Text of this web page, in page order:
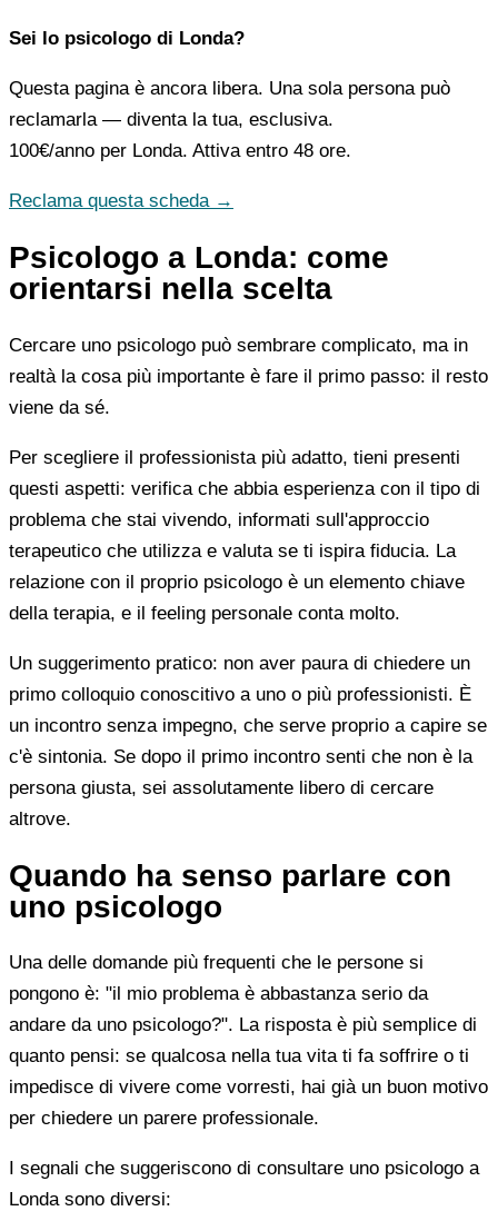
Sei lo psicologo di Londa?
Questa pagina è ancora libera. Una sola persona può
reclamarla — diventa la tua, esclusiva.
100€/anno per Londa. Attiva entro 48 ore.
Reclama questa scheda →
Psicologo a Londa: come
orientarsi nella scelta
Cercare uno psicologo può sembrare complicato, ma in
realtà la cosa più importante è fare il primo passo: il resto
viene da sé.
Per scegliere il professionista più adatto, tieni presenti
questi aspetti: verifica che abbia esperienza con il tipo di
problema che stai vivendo, informati sull'approccio
terapeutico che utilizza e valuta se ti ispira fiducia. La
relazione con il proprio psicologo è un elemento chiave
della terapia, e il feeling personale conta molto.
Un suggerimento pratico: non aver paura di chiedere un
primo colloquio conoscitivo a uno o più professionisti. È
un incontro senza impegno, che serve proprio a capire se
c'è sintonia. Se dopo il primo incontro senti che non è la
persona giusta, sei assolutamente libero di cercare
altrove.
Quando ha senso parlare con
uno psicologo
Una delle domande più frequenti che le persone si
pongono è: "il mio problema è abbastanza serio da
andare da uno psicologo?". La risposta è più semplice di
quanto pensi: se qualcosa nella tua vita ti fa soffrire o ti
impedisce di vivere come vorresti, hai già un buon motivo
per chiedere un parere professionale.
I segnali che suggeriscono di consultare uno psicologo a
Londa sono diversi: